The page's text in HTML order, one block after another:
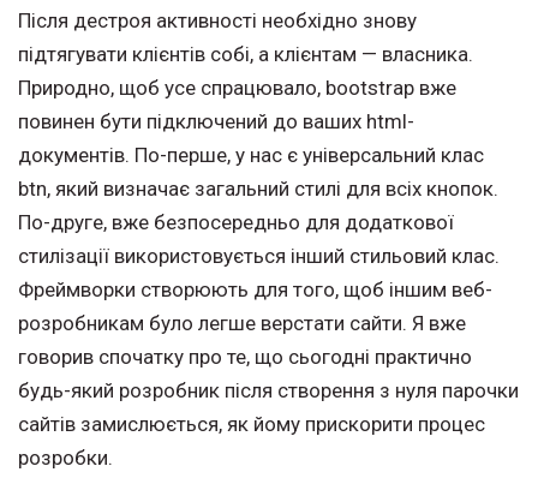
Після дестроя активності необхідно знову
підтягувати клієнтів собі, а клієнтам — власника.
Природно, щоб усе спрацювало, bootstrap вже
повинен бути підключений до ваших html-
документів. По-перше, у нас є універсальний клас
btn, який визначає загальний стилі для всіх кнопок.
По-друге, вже безпосередньо для додаткової
стилізації використовується інший стильовий клас.
Фреймворки створюють для того, щоб іншим веб-
розробникам було легше верстати сайти. Я вже
говорив спочатку про те, що сьогодні практично
будь-який розробник після створення з нуля парочки
сайтів замислюється, як йому прискорити процес
розробки.